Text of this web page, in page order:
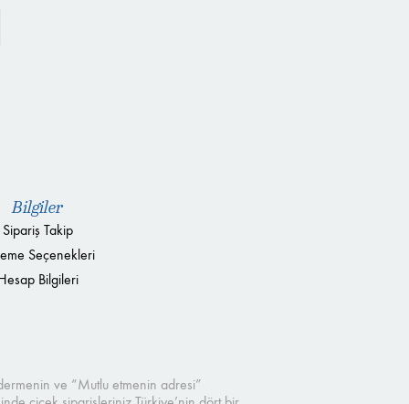
Bilgiler
Sipariş Takip
Seçenekleri
Bilgileri
ve “Mutlu etmenin adresi”